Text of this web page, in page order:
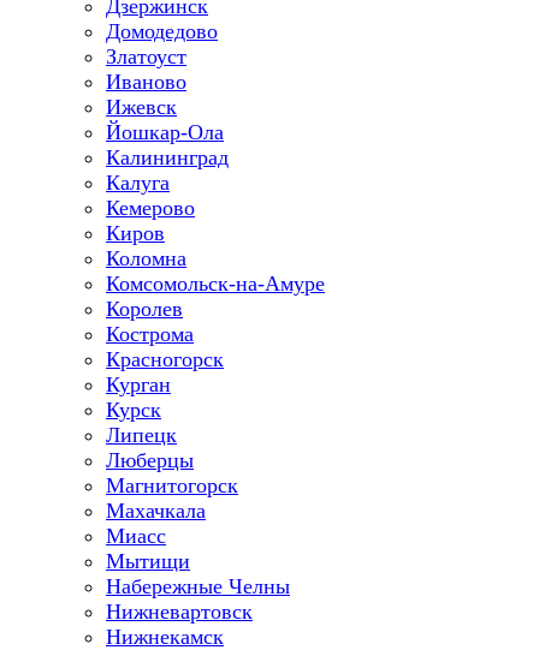
Дзержинск
Домодедово
Златоуст
Иваново
Ижевск
Йошкар-Ола
Калининград
Калуга
Кемерово
Киров
Коломна
Комсомольск-на-Амуре
Королев
Кострома
Красногорск
Курган
Курск
Липецк
Люберцы
Магнитогорск
Махачкала
Миасс
Мытищи
Набережные Челны
Нижневартовск
Нижнекамск